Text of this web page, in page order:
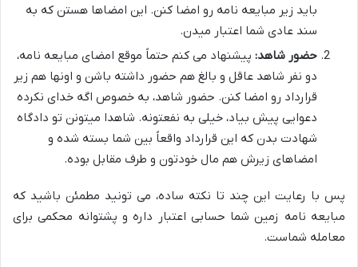
باید زیر مبایعه نامه رو امضا کنن. این امضاها هستن که به
سند عادی شما اعتبار میدن.
حضور شاهد: پیشنهاد می کنم حتماً موقع امضای مبایعه نامه،
دو نفر شاهد عاقل و بالغ هم حضور داشته باشن و اونها هم زیر
قرارداد رو امضا کنن. حضور شاهد، به خصوص اگه خدای نکرده
دعوایی پیش بیاد، خیلی به نفعتونه. شاهدا میتونن تو دادگاه
شهادت بدن که این قرارداد واقعاً بین شما بسته شده و
امضاهای زیرش هم مال خودتون و طرف مقابل بوده.
پس با رعایت این چند تا نکته ساده، می تونید مطمئن باشید که
مبایعه نامه زمین شما حسابی اعتبار داره و پشتوانه محکمی برای
معامله شماست.